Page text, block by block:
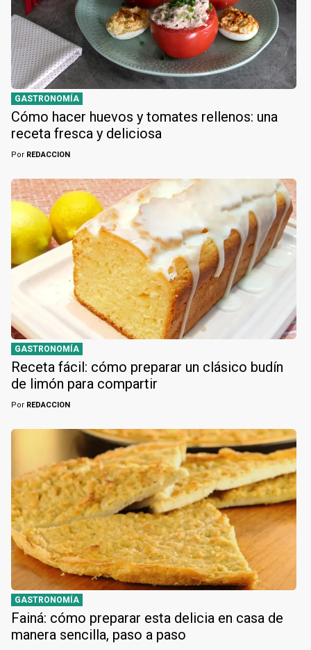
GASTRONOMÍA
Cómo hacer huevos y tomates rellenos: una
receta fresca y deliciosa
Por REDACCION
GASTRONOMÍA
Receta fácil: cómo preparar un clásico budín
de limón para compartir
Por REDACCION
GASTRONOMÍA
Fainá: cómo preparar esta delicia en casa de
manera sencilla, paso a paso